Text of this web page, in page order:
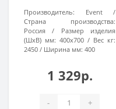
Производитель:
Event
Страна производства:
Россия
Размер изделия
(ШхВ) мм: 400х700
Вес кг:
2450
Ширина мм: 400
1 329р.
- +